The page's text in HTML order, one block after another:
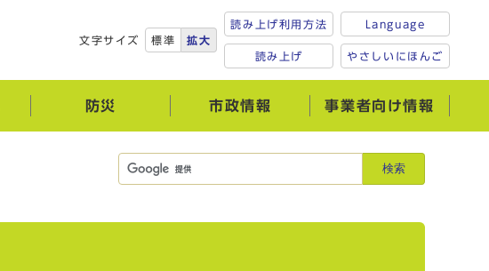
文字サイズ 標準 拡大
読み上げ利用方法
読み上げ
Language
やさしいにほんご
防災 市政情報 事業者向け情報
検索